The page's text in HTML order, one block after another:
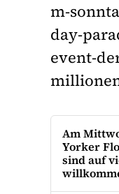
m-
day-
event-
Am
Yorker
sind auf